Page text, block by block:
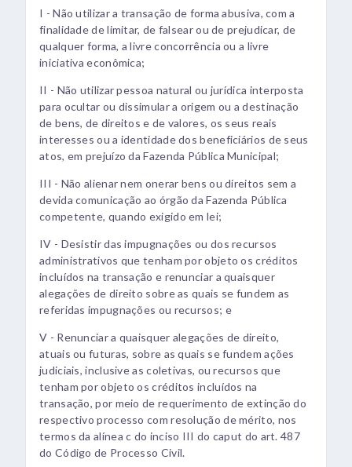
I - Não utilizar a transação de forma abusiva, com a
finalidade de limitar, de falsear ou de prejudicar, de
qualquer forma, a livre concorrência ou a livre
iniciativa econômica;
II - Não utilizar pessoa natural ou jurídica interposta
para ocultar ou dissimular a origem ou a destinação
de bens, de direitos e de valores, os seus reais
interesses ou a identidade dos beneficiários de seus
atos, em prejuízo da Fazenda Pública Municipal;
III - Não alienar nem onerar bens ou direitos sem a
devida comunicação ao órgão da Fazenda Pública
competente, quando exigido em lei;
IV - Desistir das impugnações ou dos recursos
administrativos que tenham por objeto os créditos
incluídos na transação e renunciar a quaisquer
alegações de direito sobre as quais se fundem as
referidas impugnações ou recursos; e
V - Renunciar a quaisquer alegações de direito,
atuais ou futuras, sobre as quais se fundem ações
judiciais, inclusive as coletivas, ou recursos que
tenham por objeto os créditos incluídos na
transação, por meio de requerimento de extinção do
respectivo processo com resolução de mérito, nos
termos da alínea c do inciso III do caput do art. 487
do Código de Processo Civil.